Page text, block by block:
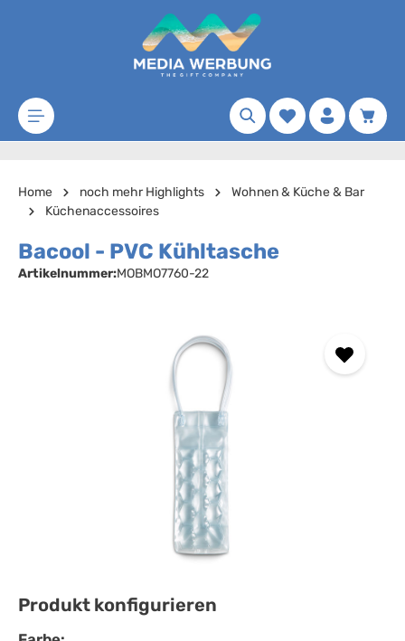
Zum Hauptinhalt springen
Merkzettel
Home noch mehr Highlights
Wohnen & Küche & Bar
Küchenaccessoires
Bacool - PVC Kühltasche
Artikelnummer:MOBMO7760-22
Produkt konfigurieren